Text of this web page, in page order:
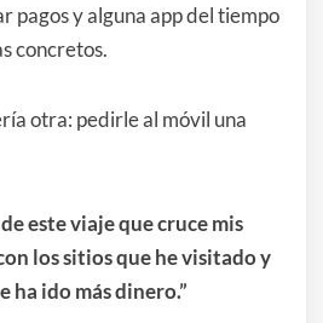
pagos y alguna app del tiempo
concretos.
otra: pedirle al móvil una
este viaje que cruce mis
los sitios que he visitado y
ha ido más dinero.”